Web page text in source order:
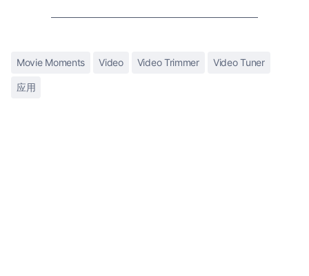
Movie Moments Video Video Trimmer Video Tuner
应用